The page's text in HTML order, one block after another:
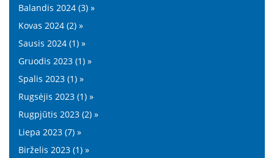
Balandis 2024 (3) »
Kovas 2024 (2) »
Sausis 2024 (1) »
Gruodis 2023 (1) »
Spalis 2023 (1) »
Rugsėjis 2023 (1) »
Rugpjūtis 2023 (2) »
Liepa 2023 (7) »
Birželis 2023 (1) »